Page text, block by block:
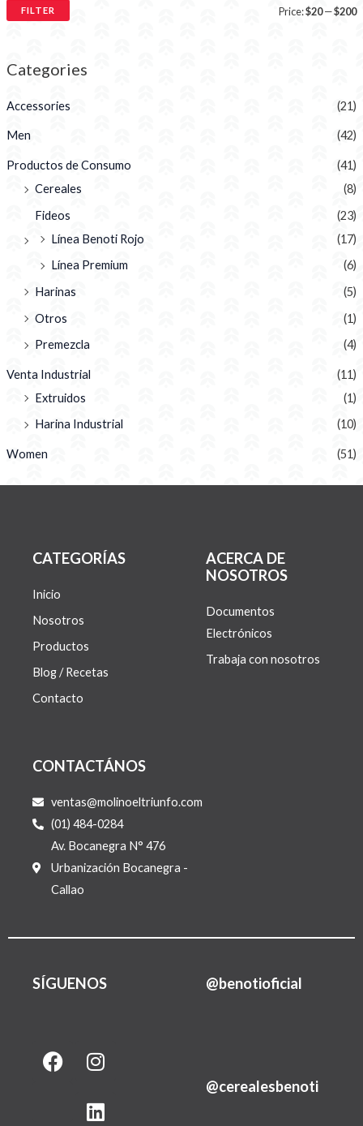
FILTER Price:$20—$200
Categories
Accessories (21)
Men (42)
Productos de Consumo
(41)
Cereales
(8)
Fideos
(23)
Línea Benoti Rojo
(17)
Línea Premium
(6)
Harinas
(5)
Otros
(1)
Premezcla
(4)
Venta Industrial
(11)
Extruidos
(1)
Harina Industrial
(10)
Women (51)
CATEGORÍAS
Inicio
Nosotros
Productos
Blog / Recetas
Contacto
ACERCA DE
NOSOTROS
Documentos
Electrónicos
Trabaja con nosotros
CONTACTÁNOS
ventas@molinoeltriunfo.com
(01) 484-0284
Av. Bocanegra N° 476
Urbanización Bocanegra -
Callao
SÍGUENOS @benotioficial
F
a
I
n
t
L
i
k
@cerealesbenoti